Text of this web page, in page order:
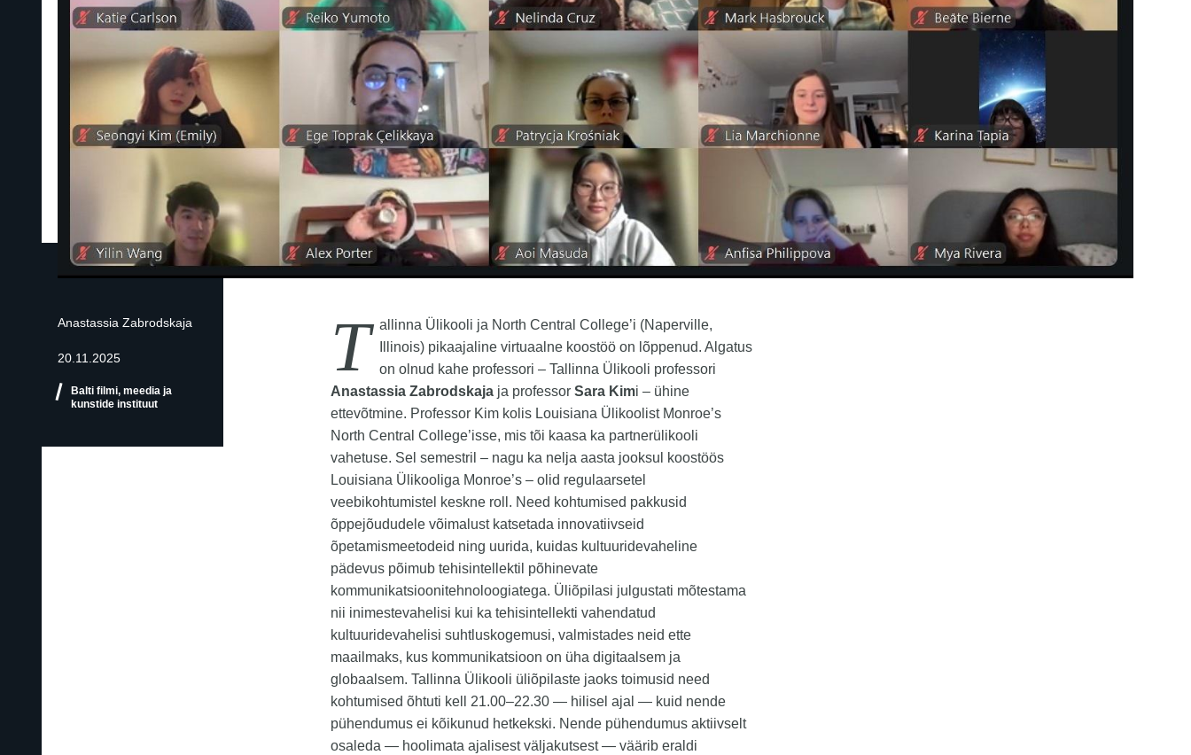
Anastassia Zabrodskaja
20.11.2025
Balti filmi, meedia ja
kunstide instituut
T
allinna Ülikooli ja North Central College’i (Naperville,
Illinois) pikaajaline virtuaalne koostöö on lõppenud. Algatus
on olnud kahe professori – Tallinna Ülikooli professori
Anastassia Zabrodskaja ja professorSara Kimi – ühine
ettevõtmine. Professor Kim kolis Louisiana Ülikoolist Monroe’s
North Central College’isse, mis tõi kaasa ka partnerülikooli
vahetuse. Sel semestril – nagu ka nelja aasta jooksul koostöös
Louisiana Ülikooliga Monroe’s – olid regulaarsetel
veebikohtumistel keskne roll. Need kohtumised pakkusid
õppejõududele võimalust katsetada innovatiivseid
õpetamismeetodeid ning uurida, kuidas kultuuridevaheline
pädevus põimub tehisintellektil põhinevate
kommunikatsioonitehnoloogiatega. Üliõpilasi julgustati mõtestama
nii inimestevahelisi kui ka tehisintellekti vahendatud
kultuuridevahelisi suhtluskogemusi, valmistades neid ette
maailmaks, kus kommunikatsioon on üha digitaalsem ja
globaalsem. Tallinna Ülikooli üliõpilaste jaoks toimusid need
kohtumised õhtuti kell 21.00–22.30 — hilisel ajal — kuid nende
pühendumus ei kõikunud hetkekski. Nende pühendumus aktiivselt
osaleda — hoolimata ajalisest väljakutsest — väärib eraldi